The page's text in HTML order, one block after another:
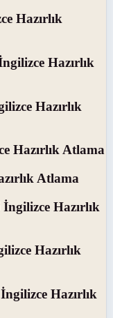
Hazırlık
Hazırlık
Hazırlık
Hazırlık Atlama
Atlama
Hazırlık
Hazırlık
Hazırlık